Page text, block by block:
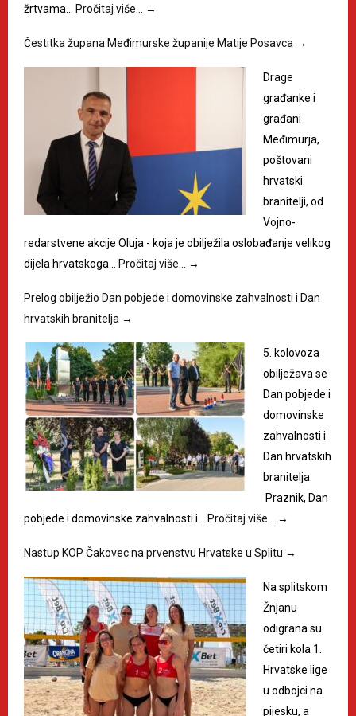
žrtvama… Pročitaj više… →
Čestitka župana Međimurske županije Matije Posavca →
Drage
građanke i
građani
Međimurja,
poštovani
hrvatski
branitelji, od
Vojno-
redarstvene akcije Oluja - koja je obilježila oslobađanje velikog
dijela hrvatskoga… Pročitaj više… →
Prelog obilježio Dan pobjede i domovinske zahvalnosti i Dan
hrvatskih branitelja →
5. kolovoza
obilježava se
Dan pobjede i
domovinske
zahvalnosti i
Dan hrvatskih
branitelja.
Praznik, Dan
pobjede i domovinske zahvalnosti i… Pročitaj više… →
Nastup KOP Čakovec na prvenstvu Hrvatske u Splitu →
Na splitskom
Žnjanu
odigrana su
četiri kola 1.
Hrvatske lige
u odbojci na
pijesku, a